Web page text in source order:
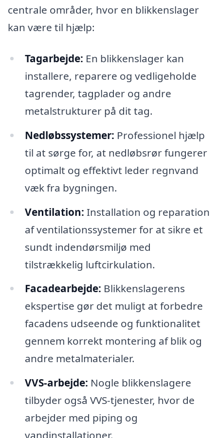
centrale områder, hvor en blikkenslager
kan være til hjælp:
Tagarbejde: En blikkenslager kan
installere, reparere og vedligeholde
tagrender, tagplader og andre
metalstrukturer på dit tag.
Nedløbssystemer: Professionel hjælp
til at sørge for, at nedløbsrør fungerer
optimalt og effektivt leder regnvand
væk fra bygningen.
Ventilation: Installation og reparation
af ventilationssystemer for at sikre et
sundt indendørsmiljø med
tilstrækkelig luftcirkulation.
Facadearbejde: Blikkenslagerens
ekspertise gør det muligt at forbedre
facadens udseende og funktionalitet
gennem korrekt montering af blik og
andre metalmaterialer.
VVS-arbejde: Nogle blikkenslagere
tilbyder også VVS-tjenester, hvor de
arbejder med piping og
vandinstallationer.